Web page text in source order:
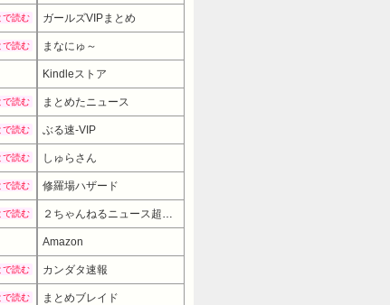
で読む ガールズVIPまとめ
で読む まなにゅ～
Kindleストア
で読む まとめたニュース
で読む ぶる速-VIP
で読む しゅらさん
で読む 修羅場ハザード
で読む ２ちゃんねるニュース超速まとめ＋
Amazon
で読む カンダタ速報
で読む まとめブレイド